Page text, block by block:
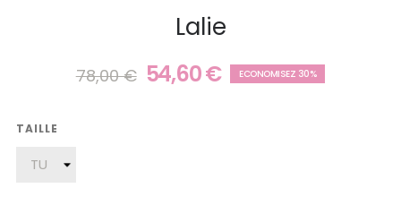
Lalie
78,00 € 54,60 € ECONOMISEZ 30%
TAILLE